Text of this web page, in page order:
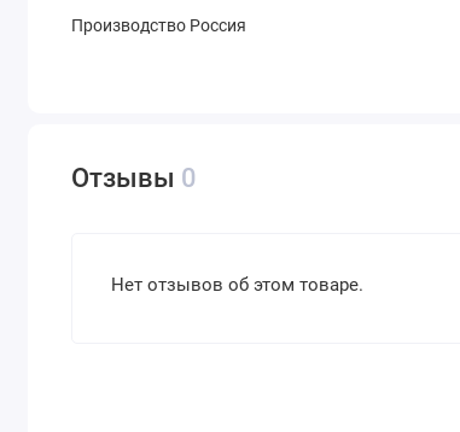
Производство Россия
Отзывы 0
Нет отзывов об этом товаре.